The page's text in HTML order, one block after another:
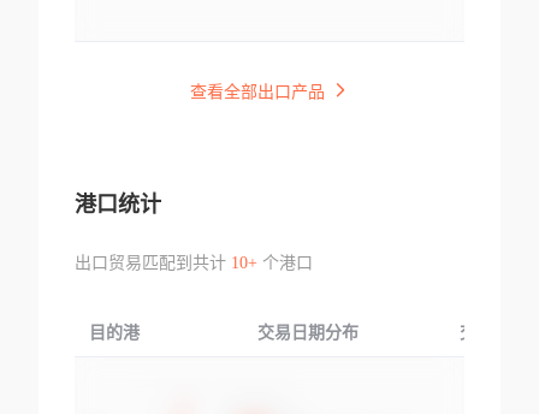
查看全部出口产品
港口统计
出口贸易匹配到共计 10+个港口
目的港 交易日期分布 交易产品